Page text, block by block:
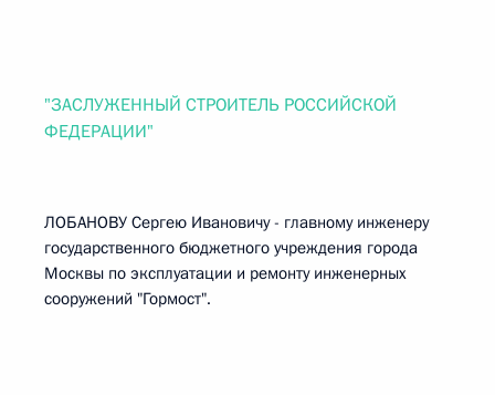
"ЗАСЛУЖЕННЫЙ СТРОИТЕЛЬ РОССИЙСКОЙ
ФЕДЕРАЦИИ"
ЛОБАНОВУ Сергею Ивановичу - главному инженеру
государственного бюджетного учреждения города
Москвы по эксплуатации и ремонту инженерных
сооружений "Гормост".